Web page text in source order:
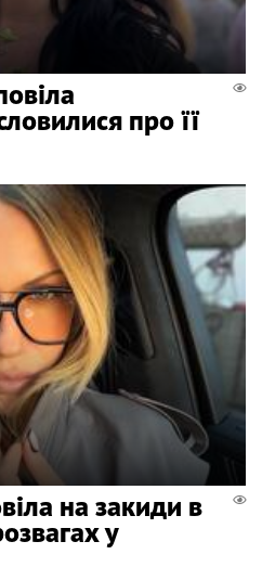
про її
на закиди в
у